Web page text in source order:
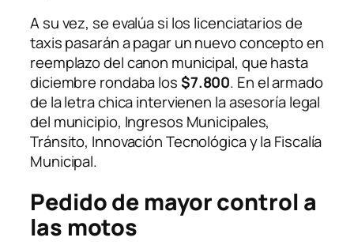
A su vez, se evalúa si los licenciatarios de
taxis pasarán a pagar un nuevo concepto en
reemplazo del canon municipal, que hasta
diciembre rondaba los$7.800. En el armado
de la letra chica intervienen la asesoría legal
del municipio, Ingresos Municipales,
Tránsito, Innovación Tecnológica y la Fiscalía
Municipal.
Pedido de mayor control a
las motos